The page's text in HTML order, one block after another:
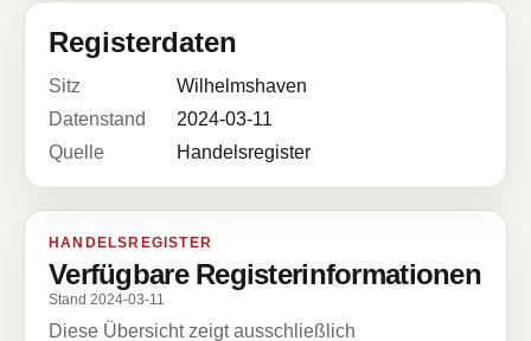
Registerdaten
Sitz
Wilhelmshaven
Datenstand
2024-03-11
Quelle
Handelsregister
HANDELSREGISTER
Verfügbare Registerinformationen
Stand 2024-03-11
Diese Übersicht zeigt ausschließlich